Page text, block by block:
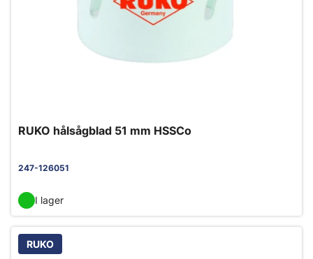
RUKO hålsågblad 51 mm HSSCo
247-126051
I lager
RUKO